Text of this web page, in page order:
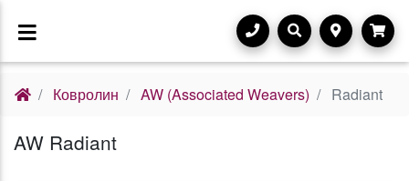
Ковролин AW (Associated Weavers) Radiant
AW Radiant